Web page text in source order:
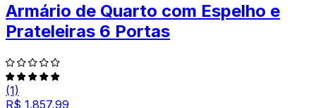
Armário de Quarto com Espelho e
Prateleiras 6 Portas
(1)
R$ 1.857,99